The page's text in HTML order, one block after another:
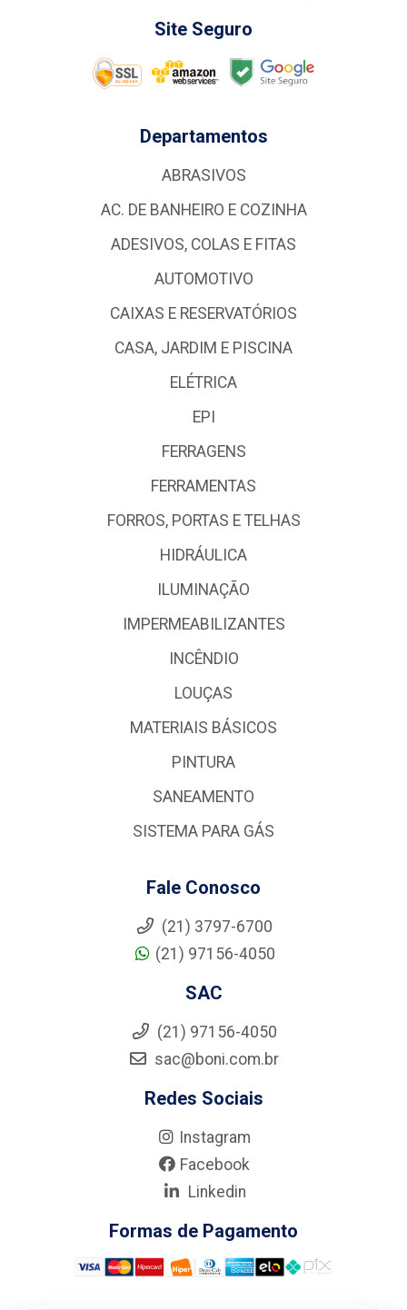
Site Seguro
Departamentos
ABRASIVOS
AC. DE BANHEIRO E COZINHA
ADESIVOS, COLAS E FITAS
AUTOMOTIVO
CAIXAS E RESERVATÓRIOS
CASA, JARDIM E PISCINA
ELÉTRICA
EPI
FERRAGENS
FERRAMENTAS
FORROS, PORTAS E TELHAS
HIDRÁULICA
ILUMINAÇÃO
IMPERMEABILIZANTES
INCÊNDIO
LOUÇAS
MATERIAIS BÁSICOS
PINTURA
SANEAMENTO
SISTEMA PARA GÁS
Fale Conosco
(21) 3797-6700
(21) 97156-4050
SAC
(21) 97156-4050
sac@boni.com.br
Redes Sociais
Instagram
Facebook
Linkedin
Formas de Pagamento